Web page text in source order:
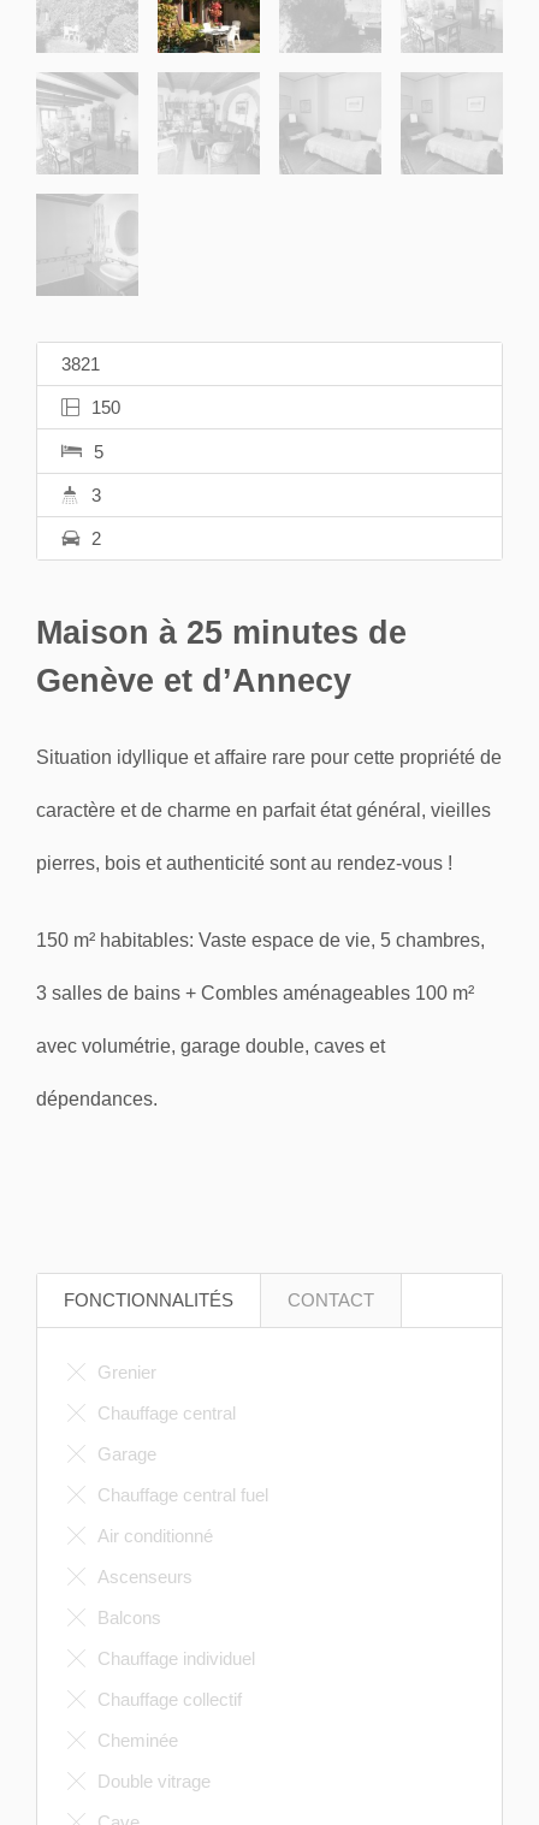
3821
150
5
3
2
Maison à 25 minutes de
Genève et d’Annecy
Situation idyllique et affaire rare pour cette propriété de
caractère et de charme en parfait état général, vieilles
pierres, bois et authenticité sont au rendez-vous !
150 m² habitables: Vaste espace de vie, 5 chambres,
3 salles de bains + Combles aménageables 100 m²
avec volumétrie, garage double, caves et
dépendances.
FONCTIONNALITÉS CONTACT
Grenier
Chauffage central
Garage
Chauffage central fuel
Air conditionné
Ascenseurs
Balcons
Chauffage individuel
Chauffage collectif
Cheminée
Double vitrage